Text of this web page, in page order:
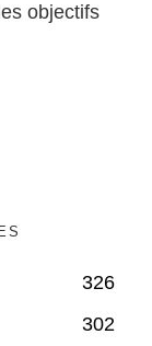
objectifs
326
302